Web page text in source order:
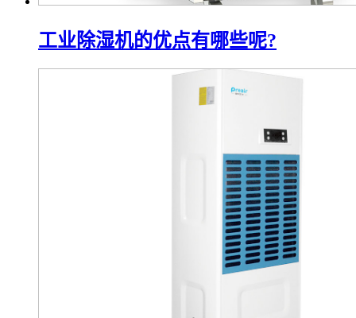
工业除湿机的优点有哪些呢?